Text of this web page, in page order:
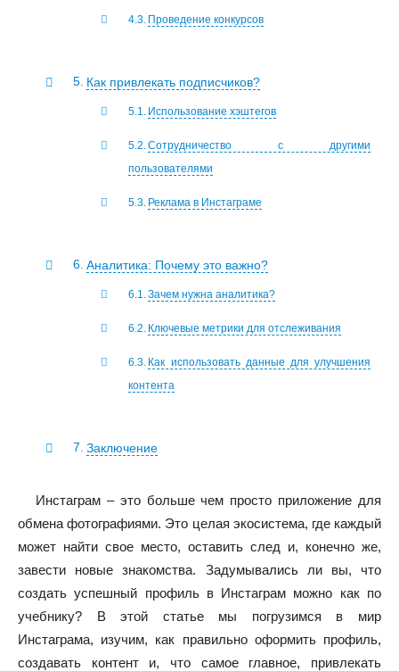
Проведение конкурсов
Как привлекать подписчиков?
Использование хэштегов
Сотрудничество с другими
пользователями
Реклама в Инстаграме
Аналитика: Почему это важно?
Зачем нужна аналитика?
Ключевые метрики для отслеживания
Как использовать данные для улучшения
контента
Заключение
Инстаграм – это больше чем просто приложение для
обмена фотографиями. Это целая экосистема, где каждый
может найти свое место, оставить след и, конечно же,
завести новые знакомства. Задумывались ли вы, что
создать успешный профиль в Инстаграм можно как по
учебнику? В этой статье мы погрузимся в мир
Инстаграма, изучим, как правильно оформить профиль,
создавать контент и, что самое главное, привлекать